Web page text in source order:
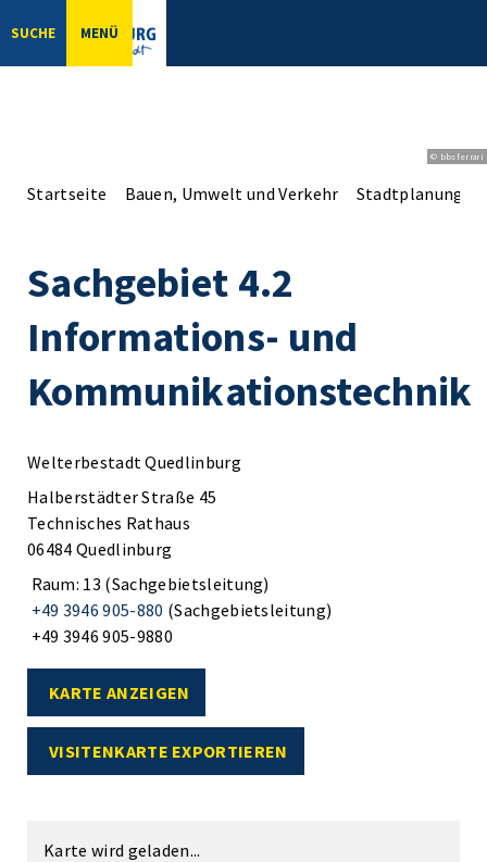
SUCHE MENÜ
© bbsferrari
Startseite Bauen, Umwelt und Verkehr Stadtplanung
Sachgebiet 4.2
Informations- und
Kommunikationstechnik
Welterbestadt Quedlinburg
Halberstädter Straße 45
Technisches Rathaus
06484 Quedlinburg
Raum: 13 (Sachgebietsleitung)
+49 3946 905-880 (Sachgebietsleitung)
+49 3946 905-9880
KARTE ANZEIGEN
VISITENKARTE EXPORTIEREN
Karte wird geladen...